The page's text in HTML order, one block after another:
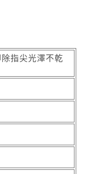
指尖光澤不乾